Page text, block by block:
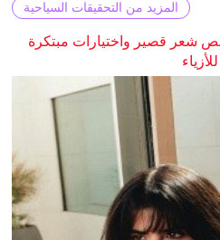
المزيد من التحقيقات السياحية
شعر قصير واختيارات مبتكرة
للأزياء